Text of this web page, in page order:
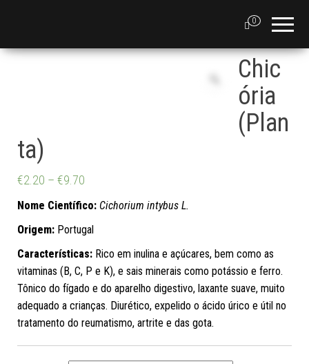
0
Chic
ória
(Plan
ta)
€2.20 – €9.70
Nome Científico: Cichorium intybus L.
Origem: Portugal
Características: Rico em inulina e açúcares, bem como as
vitaminas (B, C, P e K), e sais minerais como potássio e ferro.
Tônico do fígado e do aparelho digestivo, laxante suave, muito
adequado a crianças. Diurético, expelido o ácido úrico e útil no
tratamento do reumatismo, artrite e das gota.